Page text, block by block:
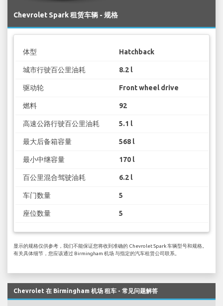
Chevrolet Spark 租赁车辆 - 规格
体型 Hatchback
城市行驶百公里油耗 8.2 l
驱动轮 Front wheel drive
燃料 92
高速公路行驶百公里油耗 5.1 l
最大后备箱容量 568 l
最小中继容量 170 l
百公里混合驾驶油耗 6.2 l
车门数量 5
座位数量 5
显示的规格仅供参考，我们不能保证您将收到准确的 Chevrolet Spark 车辆型号和规格。
有关具体细节，您应该通过 Birmingham 机场 与指定的汽车租赁公司联系。
Chevrolet 在 Birmingham 机场 租车 - 常见问题解答